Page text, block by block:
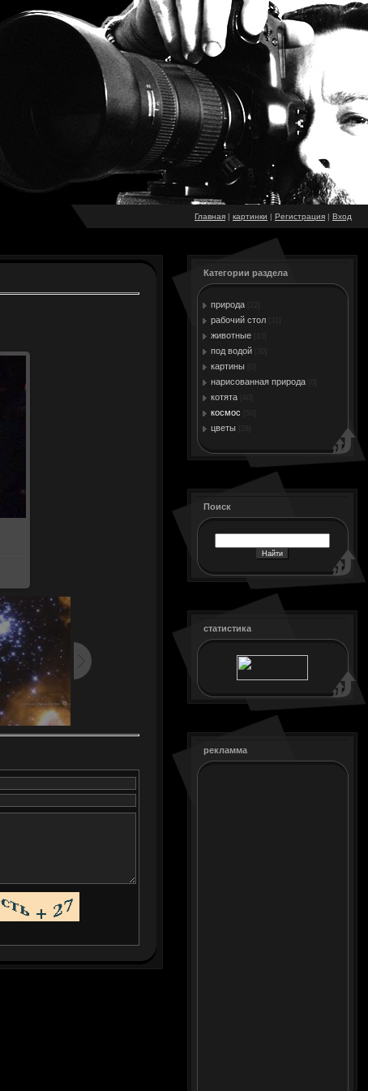
Главная | картинки | Регистрация | Вход
Категории раздела
природа
рабочий стол
животные
под водой
картины
нарисованная природа
котята
космос
цветы
Поиск
статистика
рекламма